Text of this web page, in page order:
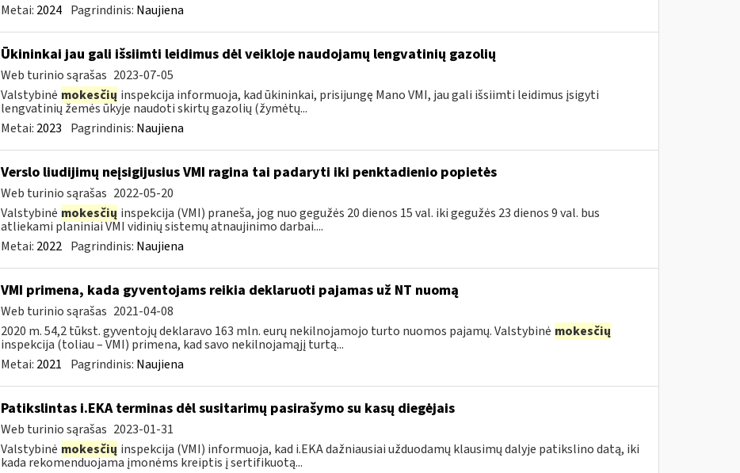
Metai: 2024 Pagrindinis: Naujiena
Ūkininkai jau gali išsiimti leidimus dėl veikloje naudojamų lengvatinių gazolių
Web turinio sąrašas 2023-07-05
Valstybinė mokesčių inspekcija informuoja, kad ūkininkai, prisijungę Mano VMI, jau gali išsiimti leidimus įsigyti
lengvatinių žemės ūkyje naudoti skirtų gazolių (žymėtų...
Metai: 2023 Pagrindinis: Naujiena
Verslo liudijimų neįsigijusius VMI ragina tai padaryti iki penktadienio popietės
Web turinio sąrašas 2022-05-20
Valstybinė mokesčių inspekcija (VMI) praneša, jog nuo gegužės 20 dienos 15 val. iki gegužės 23 dienos 9 val. bus
atliekami planiniai VMI vidinių sistemų atnaujinimo darbai....
Metai: 2022 Pagrindinis: Naujiena
VMI primena, kada gyventojams reikia deklaruoti pajamas už NT nuomą
Web turinio sąrašas 2021-04-08
2020 m. 54,2 tūkst. gyventojų deklaravo 163 mln. eurų nekilnojamojo turto nuomos pajamų. Valstybinė mokesčių
inspekcija (toliau – VMI) primena, kad savo nekilnojamąjį turtą...
Metai: 2021 Pagrindinis: Naujiena
Patikslintas i.EKA terminas dėl susitarimų pasirašymo su kasų diegėjais
Web turinio sąrašas 2023-01-31
Valstybinė mokesčių inspekcija (VMI) informuoja, kad i.EKA dažniausiai užduodamų klausimų dalyje patikslino datą, iki
kada rekomenduojama įmonėms kreiptis į sertifikuotą...